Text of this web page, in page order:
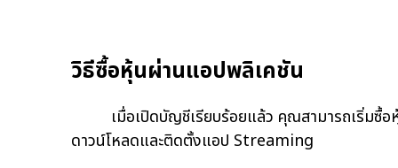
วิธีซื้อหุ้นผ่านแอปพลิเคชัน
เมื่อเปิดบัญชีเรียบร้อยแล้ว คุณสามารถเริ่มซื้อหุ้
ดาวน์โหลดและติดตั้งแอป Streaming